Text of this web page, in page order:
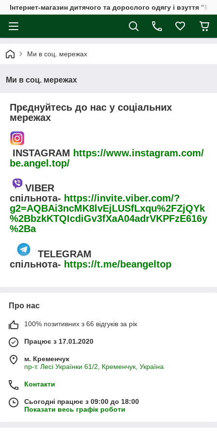
Інтернет-магазин дитячого та дорослого одягу і взуття
Ми в соц. мережах
Ми в соц. мережах
Прєднуйтесь до нас у соціальних
мережах
INSTAGRAM https://www.instagram.com/
be.angel.top/
VIBER
спільнота- https://invite.viber.com/?
g2=AQBAi3ncMK8lvEjLUSfLxqu%2FZjQYk
%2BbzkKTQIcdiGv3fXaA04adrVKPFzE616y
%2Ba
TELEGRAM
спільнота- https://t.me/beangeltop
Про нас
100% позитивних з 66 відгуків за рік
Працює з 17.01.2020
м. Кременчук
пр-т. Лесі Українки 61/2, Кременчук, Україна
Контакти
Сьогодні працює з 09:00 до 18:00
Показати весь графік роботи